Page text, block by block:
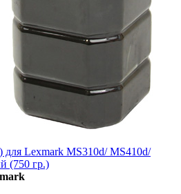
Lexmark MS310d/ MS410d/
(750 гр.)